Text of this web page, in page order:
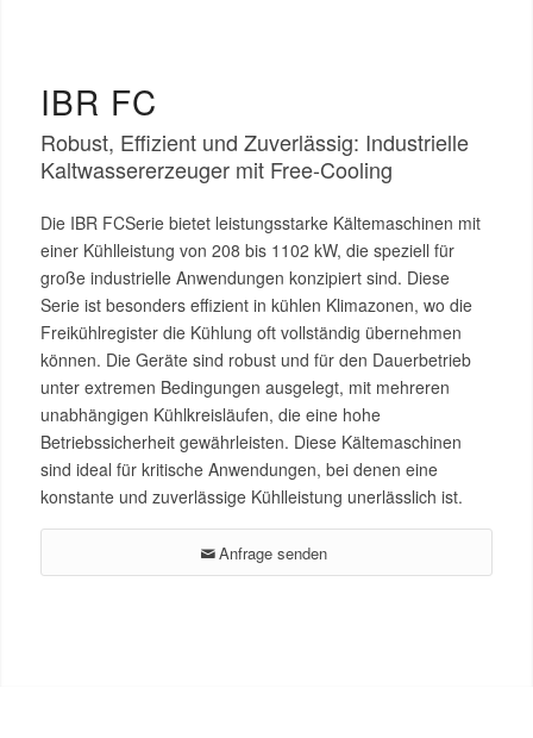
IBR FC
Robust, Effizient und Zuverlässig: Industrielle
Kaltwassererzeuger mit Free-Cooling
Die IBR FCSerie bietet leistungsstarke Kältemaschinen mit
einer Kühlleistung von 208 bis 1102 kW, die speziell für
große industrielle Anwendungen konzipiert sind. Diese
Serie ist besonders effizient in kühlen Klimazonen, wo die
Freikühlregister die Kühlung oft vollständig übernehmen
können. Die Geräte sind robust und für den Dauerbetrieb
unter extremen Bedingungen ausgelegt, mit mehreren
unabhängigen Kühlkreisläufen, die eine hohe
Betriebssicherheit gewährleisten. Diese Kältemaschinen
sind ideal für kritische Anwendungen, bei denen eine
konstante und zuverlässige Kühlleistung unerlässlich ist​.
Anfrage senden